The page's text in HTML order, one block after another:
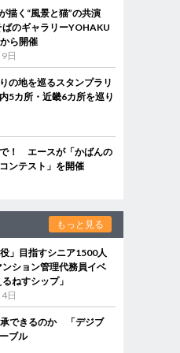
描く“風景と猫”の共演
のギャラリーYOHAKU
ら開催
日
の地を巡るスタンプラリ
5カ所・近畿6カ所を巡り
！ エースが「かばんの
ンテスト」を開催
もっと見る
役」目指すシニア1500人
ション管理代務員イベ
ねすシップ」
日
できるのか 「デジブ
ブル